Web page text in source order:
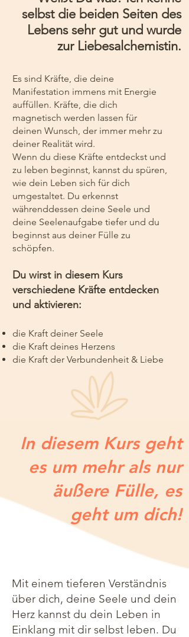
selbst die beiden Seiten des
Lebens sehr gut und wurde
zur Liebesalchemistin.
Es sind Kräfte, die deine
Manifestation immens mit Energie
auffüllen. Kräfte, die dich
magnetisch werden lassen für
deinen Wunsch, der immer mehr zu
deiner Realität wird.
Wenn du diese Kräfte entdeckst und
zu leben beginnst, kannst du spüren,
wie dein Leben sich für dich
umgestaltet. Du erkennst
währenddessen deine Seele und
deine Seelenaufgabe tiefer und du
beginnst aus deiner Fülle zu
schöpfen.
Du wirst in diesem Kurs
verschiedene Kräfte entdecken
und aktivieren:
die Kraft deiner Seele
die Kraft deines Herzens
die Kraft der Verbundenheit & Liebe
In diesem Kurs geht
es um mehr als nur
äußere Fülle, es
geht um dich!
Mit einem tieferen Verständnis
über dich, deine Seele und dein
Herz kannst du dein Leben in
Einklang mit dir selbst leben. Du